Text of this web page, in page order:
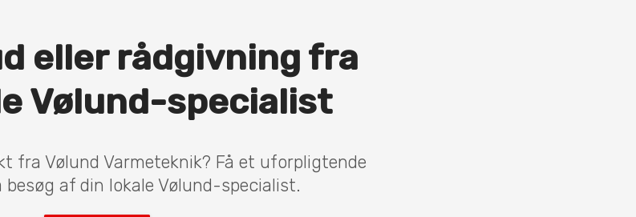
eller rådgivning fra
Vølund-specialist
fra Vølund Varmeteknik? Få et uforpligtende
besøg af din lokale Vølund-specialist.